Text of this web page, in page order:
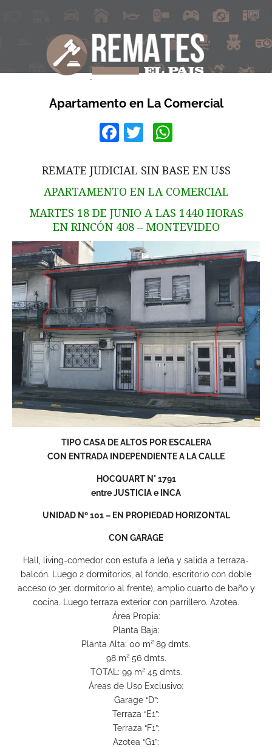
Apartamento en La Comercial
Facebook
Twitter
REMATE JUDICIAL SIN BASE EN U$S
APARTAMENTO EN LA COMERCIAL
MARTES 18 DE JUNIO A LAS 1440 HORAS
EN RINCÓN 408 – MONTEVIDEO
TIPO CASA DE ALTOS POR ESCALERA
CON ENTRADA INDEPENDIENTE A LA CALLE
HOCQUART N° 1791
entre JUSTICIA e INCA
UNIDAD Nº 101 – EN PROPIEDAD HORIZONTAL
CON GARAGE
Hall, living-comedor con estufa a leña y salida a terraza-
balcón. Luego 2 dormitorios, al fondo, escritorio con doble
acceso (o 3er. dormitorio al frente), amplio cuarto de baño y
cocina. Luego terraza exterior con parrillero. Azotea.
Área Propia:
Planta Baja:
Planta Alta: 00 m² 89 dmts.
98 m² 56 dmts.
TOTAL: 99 m² 45 dmts.
Áreas de Uso Exclusivo:
Garage “D”:
Terraza “E1”:
Terraza “F1”:
Azotea “G1”: